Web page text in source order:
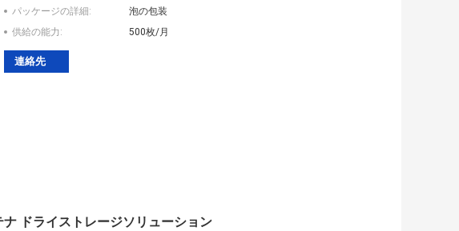
パッケージの詳細:
泡の包装
供給の能力:
500枚/月
連絡先
ドライストレージソリューション